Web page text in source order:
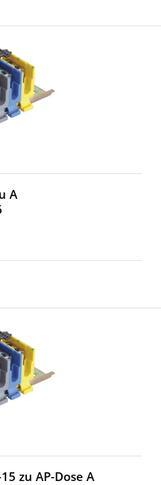
A
zu AP-Dose A